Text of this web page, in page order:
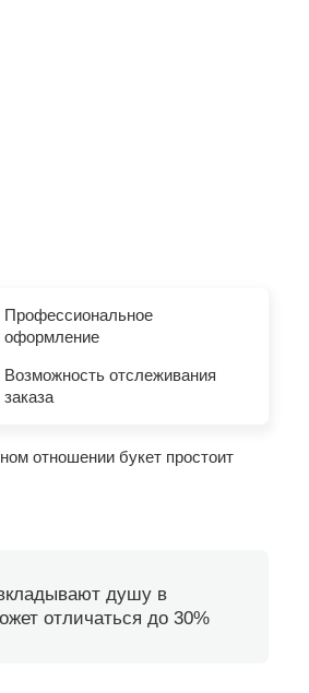
Профессиональное
оформление
Возможность отслеживания
заказа
отношении букет простоит
душу в
отличаться до 30%